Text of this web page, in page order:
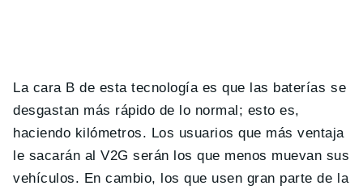
La cara B de esta tecnología es que las baterías se
desgastan más rápido de lo normal; esto es,
haciendo kilómetros. Los usuarios que más ventaja
le sacarán al V2G serán los que menos muevan sus
vehículos. En cambio, los que usen gran parte de la